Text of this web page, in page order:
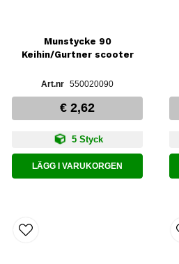
Munstycke 90
Keihin/Gurtner scooter
550020090
€ 2,62
5 Styck
LÄGG I VARUKORGEN